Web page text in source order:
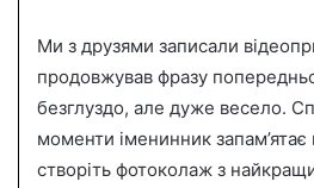
Ми з друзями записали
продовжував фразу
безглуздо, але дуже весело.
моменти іменинник
створіть фотоколаж з